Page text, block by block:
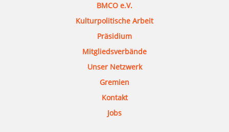
BMCO e.V.
Kulturpolitische Arbeit
Präsidium
Mitgliedsverbände
Unser Netzwerk
Gremien
Kontakt
Jobs